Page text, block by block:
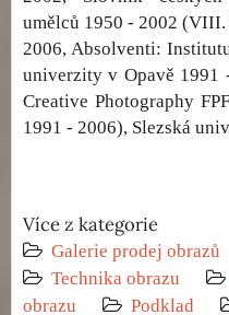
umělců 1950 - 2002
2006, Absolventi:
univerzity v Opavě 1991
Creative Photography
1991 - 2006), Slezská
Více z kategorie
Galerie prodej obrazů
Technika obrazu
obrazu
Podklad